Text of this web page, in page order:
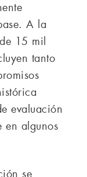
A la
15 mil
tanto
evaluación
en algunos